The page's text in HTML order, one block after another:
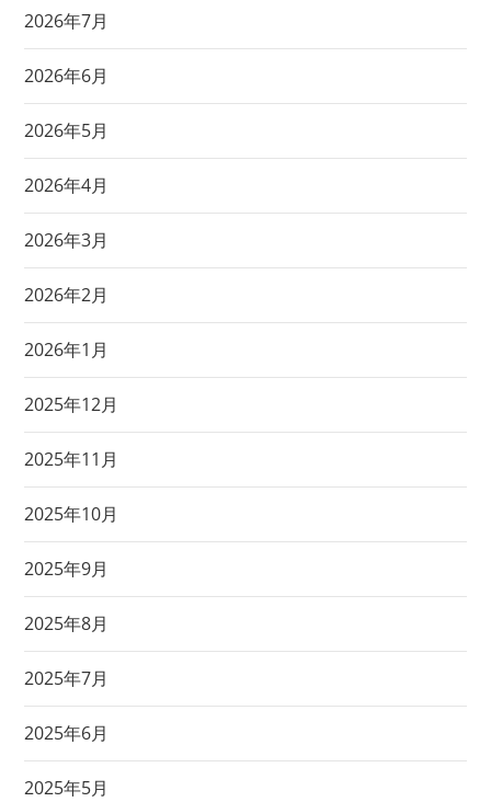
2026年7月
2026年6月
2026年5月
2026年4月
2026年3月
2026年2月
2026年1月
2025年12月
2025年11月
2025年10月
2025年9月
2025年8月
2025年7月
2025年6月
2025年5月